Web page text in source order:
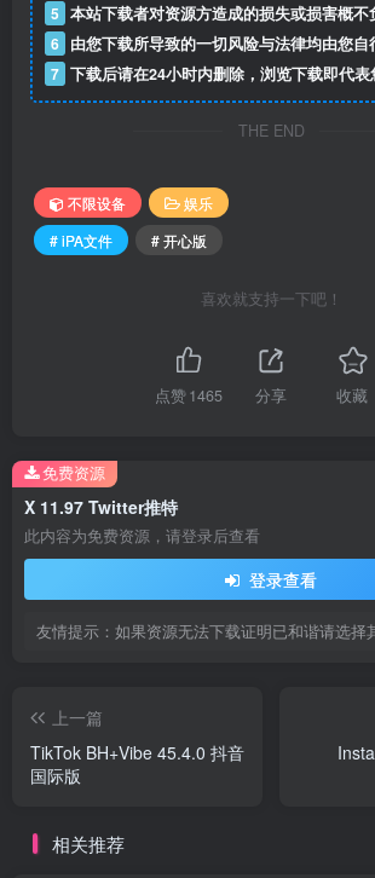
5 本站下载者对资源方造成的损失或损害概不
6 由您下载所导致的一切风险与法律均由您自
7 下载后请在24小时内删除，浏览下载即代表
THE END
不限设备
娱乐
# iPA文件
# 开心版
喜欢就支持一下吧！
点赞1465 分享 收藏
X 11.97 Twitter推特
此内容为免费资源，请登录后查看
登录查看
友情提示：如果资源无法下载证明已和谐请选择
免费资源
上一篇
TikTok BH+Vibe 45.4.0 抖音
国际版
相关推荐